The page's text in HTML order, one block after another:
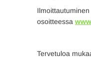
osoitteessa
Tervetuloa